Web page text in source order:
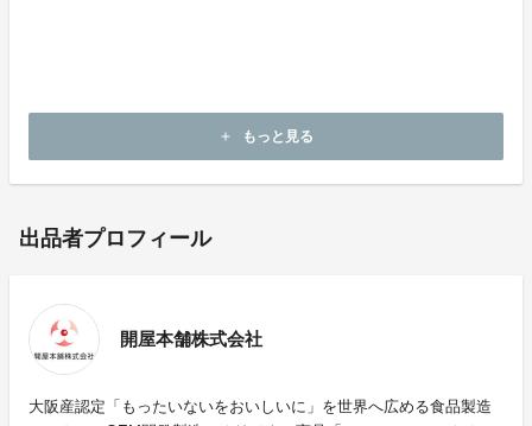
add もっと見る
出品者プロフィール
開屋本舗株式会社
大阪産認定「もったいないをおいしいに」を世界へ広める食品製造